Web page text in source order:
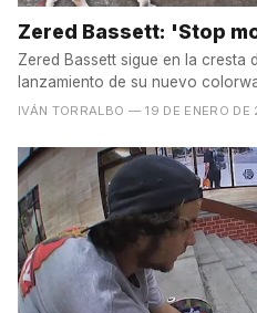
Zered Bassett: 'Stop
Zered Bassett sigue en la cresta
lanzamiento de su nuevo
IVÁN TORRALBO — 19 DE ENERO DE